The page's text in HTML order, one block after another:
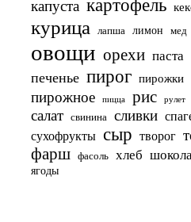
капуста картофель
курица лапша лимон мед
овощи орехи паста
печенье пирог пирожки
пирожное пицца рис рулет
салат свинина сливки
сухофрукты сыр творог
фарш фасоль хлеб
ягоды